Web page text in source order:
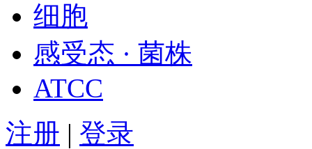
细胞
感受态 · 菌株
ATCC
注册 | 登录